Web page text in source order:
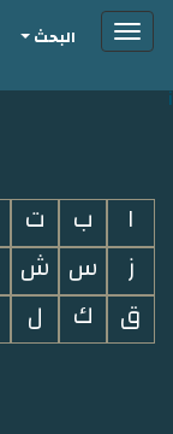
i
Toggleالبحث
ا ب ت
ز
س ش
ق
ك ل